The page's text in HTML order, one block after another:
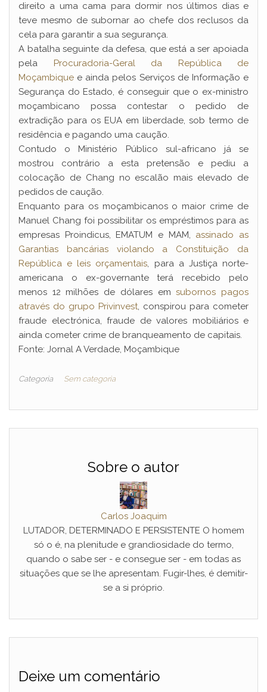
direito a uma cama para dormir nos últimos dias e
teve mesmo de subornar ao chefe dos reclusos da
cela para garantir a sua segurança.
A batalha seguinte da defesa, que está a ser apoiada
pela Procuradoria-Geral da República de
Moçambique e ainda pelos Serviços de Informação e
Segurança do Estado, é conseguir que o ex-ministro
moçambicano possa contestar o pedido de
extradição para os EUA em liberdade, sob termo de
residência e pagando uma caução.
Contudo o Ministério Público sul-africano já se
mostrou contrário a esta pretensão e pediu a
colocação de Chang no escalão mais elevado de
pedidos de caução.
Enquanto para os moçambicanos o maior crime de
Manuel Chang foi possibilitar os empréstimos para as
empresas Proindicus, EMATUM e MAM, assinado as
Garantias bancárias violando a Constituição da
República e leis orçamentais, para a Justiça norte-
americana o ex-governante terá recebido pelo
menos 12 milhões de dólares emsubornos pagos
através do grupo Privinvest, conspirou para cometer
fraude electrónica, fraude de valores mobiliários e
ainda cometer crime de branqueamento de capitais.
Fonte: Jornal A Verdade, Moçambique
Categoria Sem categoria
Sobre o autor
Carlos Joaquim
LUTADOR, DETERMINADO E PERSISTENTE O homem
só o é, na plenitude e grandiosidade do termo,
quando o sabe ser - e consegue ser - em todas as
situações que se lhe apresentam. Fugir-lhes, é demitir-
se a si próprio.
Deixe um comentário